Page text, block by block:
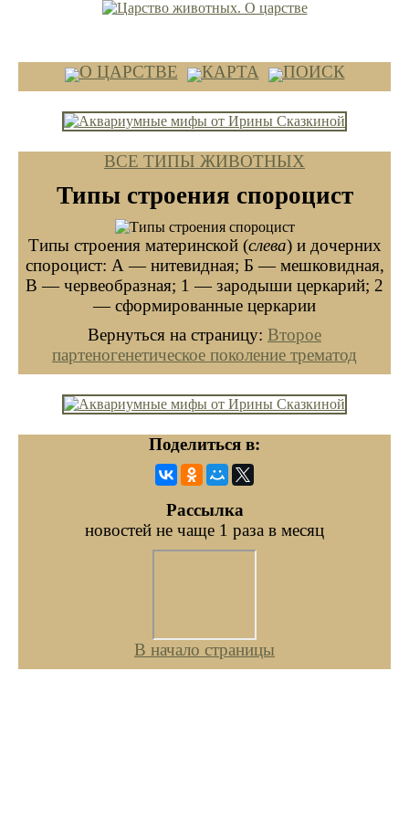
О ЦАРСТВЕ КАРТА ПОИСК
ВСЕ ТИПЫ ЖИВОТНЫХ
Типы строения спороцист
Типы строения материнской (слева) и дочерних
спороцист: А — нитевидная; Б — мешковидная,
В — червеобразная; 1 — зародыши церкарий; 2
— сформированные церкарии
Вернуться на страницу: Второе
партеногенетическое поколение трематод
Поделиться в:
Рассылка
новостей не чаще 1 раза в месяц
В начало страницы